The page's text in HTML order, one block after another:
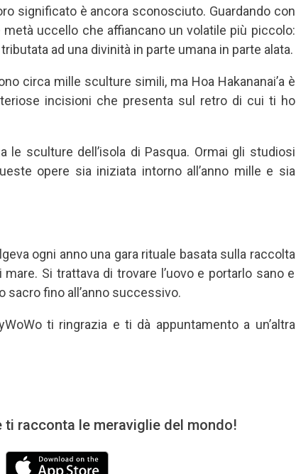
significato è ancora sconosciuto. Guardando con
uccello che affiancano un volatile più piccolo:
ad una divinità in parte umana in parte alata.
circa mille sculture simili, ma Hoa Hakananai’a è
incisioni che presenta sul retro di cui ti ho
sculture dell’isola di Pasqua. Ormai gli studiosi
opere sia iniziata intorno all’anno mille e sia
ogni anno una gara rituale basata sulla raccolta
Si trattava di trovare l’uovo e portarlo sano e
sacro fino all’anno successivo.
ti ringrazia e ti dà appuntamento a un’altra
ti racconta le meraviglie del mondo!